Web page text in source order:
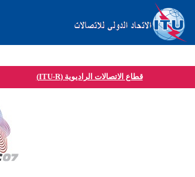
قطاع الاتصالات الراديوية (ITU-R)